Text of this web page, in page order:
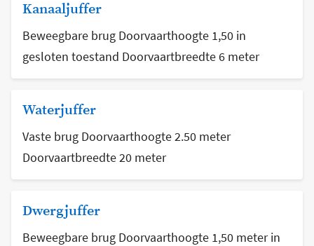
Kanaaljuffer
Beweegbare brug Doorvaarthoogte 1,50 in
gesloten toestand Doorvaartbreedte 6 meter
Waterjuffer
Vaste brug Doorvaarthoogte 2.50 meter
Doorvaartbreedte 20 meter
Dwergjuffer
Beweegbare brug Doorvaarthoogte 1,50 meter in